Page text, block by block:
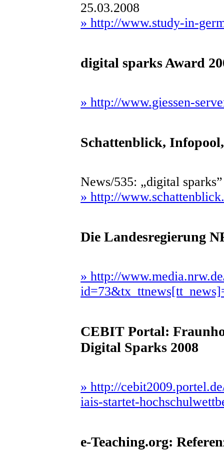
25.03.2008
» http://www.study-in-
digital sparks Award
» http://www.giessen-
Schattenblick,
News/535: „digital
» http://
Die Landesregierung
» http://
CEBIT Portal:
Digital Sparks 2008
» http://
iais-startet-
e-Teaching.org: